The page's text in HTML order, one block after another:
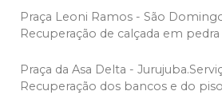
Praça Leoni Ramos - São
Recuperação de calçada em
Praça da Asa Delta -
Recuperação dos bancos e do